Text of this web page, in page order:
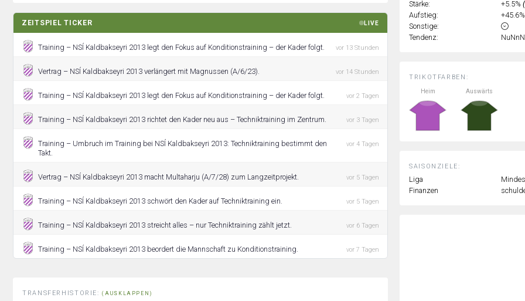
ZEITSPIEL TICKER LIVE
Training – NSÍ Kaldbakseyri 2013 legt den Fokus auf Konditionstraining – der Kader folgt. vor 13 Stunden
Vertrag – NSÍ Kaldbakseyri 2013 verlängert mit Magnussen (A/6/23). vor 14 Stunden
Training – NSÍ Kaldbakseyri 2013 legt den Fokus auf Konditionstraining – der Kader folgt. vor 2 Tagen
Training – NSÍ Kaldbakseyri 2013 richtet den Kader neu aus – Techniktraining im Zentrum. vor 3 Tagen
Training – Umbruch im Training bei NSÍ Kaldbakseyri 2013: Techniktraining bestimmt den
Takt.
vor 4 Tagen
Vertrag – NSÍ Kaldbakseyri 2013 macht Multaharju (A/7/28) zum Langzeitprojekt. vor 5 Tagen
Training – NSÍ Kaldbakseyri 2013 schwört den Kader auf Techniktraining ein. vor 5 Tagen
Training – NSÍ Kaldbakseyri 2013 streicht alles – nur Techniktraining zählt jetzt. vor 6 Tagen
Training – NSÍ Kaldbakseyri 2013 beordert die Mannschaft zu Konditionstraining. vor 7 Tagen
TRANSFERHISTORIE:(AUSKLAPPEN)
TRIKOTFARBEN:
Heim
Auswärts
SAISONZIELE:
Liga
Finanzen
Stärke:
+5.5%
Aufstieg:
+45.6%
Sonstige:
Tendenz: